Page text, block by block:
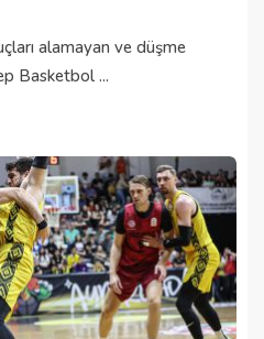
alamayan ve düşme
Basketbol ...